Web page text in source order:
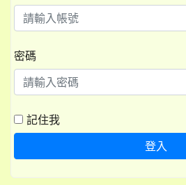
密碼
記住我
登入